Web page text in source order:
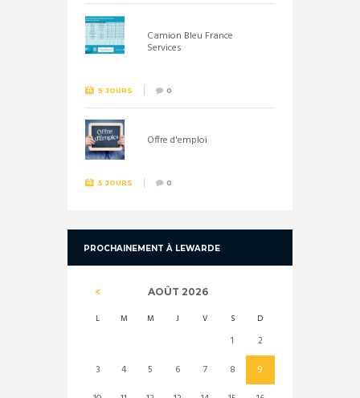
Camion Bleu France
Services
5 JOURS 0
Offre d'emploi
5 JOURS 0
PROCHAINEMENT À LEWARDE
AOÛT 2026
L M M J V S D
1
2
3
4 5 6 7 8
9